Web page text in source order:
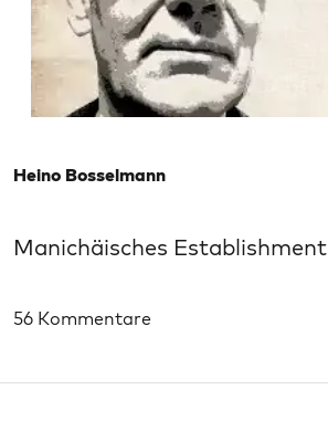
Heino Bosselmann
Manichäisches Establishment
56 Kommentare